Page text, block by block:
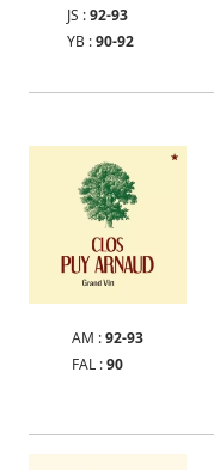
JS :92-93
YB :90-92
AM :92-93
FAL :90